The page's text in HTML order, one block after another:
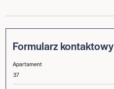
Formularz kontaktowy
Apartament